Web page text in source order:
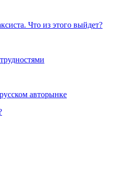
Что из этого выйдет?
авторынке